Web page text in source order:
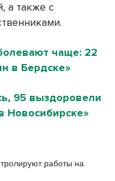
а также с
чаще: 22
в Бердске»
95 выздоровели
Новосибирске»
работы на